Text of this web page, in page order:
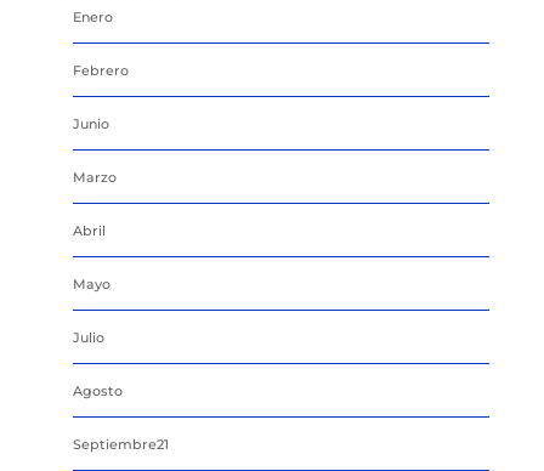
Enero
Febrero
Junio
Marzo
Abril
Mayo
Julio
Agosto
Septiembre21